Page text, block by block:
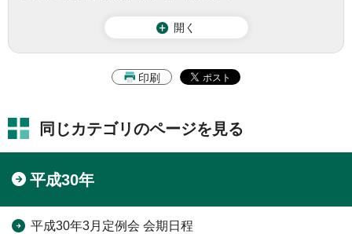
開く
印刷
同じカテゴリのページを見る
平成30年
平成30年3月定例会 会期日程